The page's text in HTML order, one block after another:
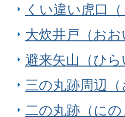
くい違い虎口
大炊井戸（おお
避来矢山（ひら
三の丸跡周辺
二の丸跡（にの